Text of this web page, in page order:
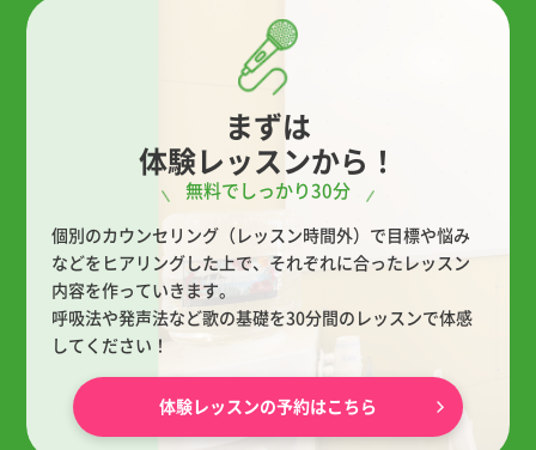
まずは
体験レッスンから！
無料でしっかり30分
個別のカウンセリング（レッスン時間外）で目標や悩み
などをヒアリングした上で、 それぞれに合ったレッスン
内容を作っていきます。
呼吸法や発声法など歌の基礎を30分間のレッスンで体感
してください！
体験レッスンの予約はこちら